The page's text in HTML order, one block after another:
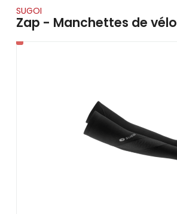
au
résultat
SUGOI
Zap - Manchettes de vélo